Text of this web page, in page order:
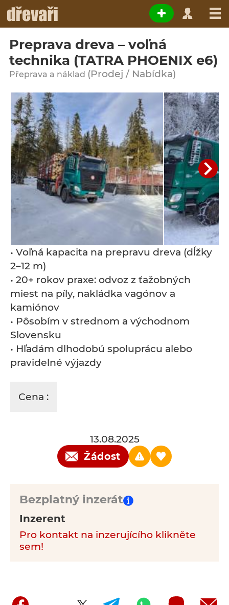
Preprava dreva – voľná
technika (TATRA PHOENIX e6)
Přeprava a náklad (Prodej / Nabídka)
• Voľná kapacita na prepravu dreva (dĺžky
2–12 m)
• 20+ rokov praxe: odvoz z ťažobných
miest na píly, nakládka vagónov a
kamiónov
• Pôsobím v strednom a východnom
Slovensku
• Hľadám dlhodobú spoluprácu alebo
pravidelné výjazdy
Cena :
13.08.2025
Žádost
Bezplatný inzerát
Inzerent
Pro kontakt na inzerujícího klikněte
sem!